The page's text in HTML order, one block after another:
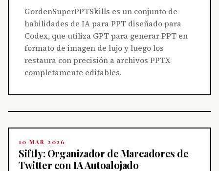
GordenSuperPPTSkills es un conjunto de
habilidades de IA para PPT diseñado para
Codex, que utiliza GPT para generar PPT en
formato de imagen de lujo y luego los
restaura con precisión a archivos PPTX
completamente editables.
10 MAR 2026
Siftly: Organizador de Marcadores de
Twitter con IA Autoalojado